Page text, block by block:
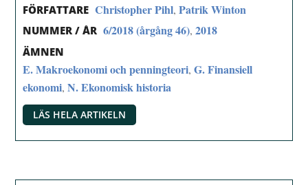
FÖRFATTARE Christopher Pihl,Patrik Winton
NUMMER / ÅR 6/2018 (årgång 46),2018
ÄMNEN
E. Makroekonomi och penningteori,G. Finansiell
ekonomi,N. Ekonomisk historia
LÄS HELA ARTIKELN